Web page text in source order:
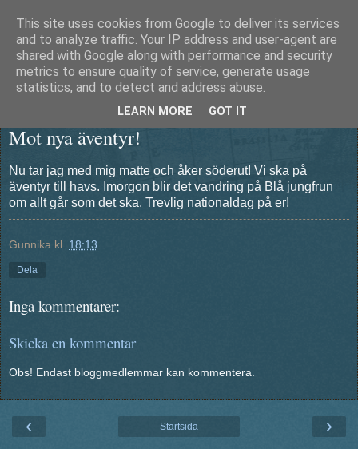
Äventyrshunden Diesel
Mot nya äventyr!
Nu tar jag med mig matte och åker söderut! Vi ska på
äventyr till havs. Imorgon blir det vandring på Blå jungfrun
om allt går som det ska. Trevlig nationaldag på er!
Gunnika kl. 18:13
Dela
Inga kommentarer:
Skicka en kommentar
Obs! Endast bloggmedlemmar kan kommentera.
‹ ›
Startsida
This site uses cookies from Google to deliver its services
and to analyze traffic. Your IP address and user-agent are
shared with Google along with performance and security
metrics to ensure quality of service, generate usage
statistics, and to detect and address abuse.
LEARN MORE GOT IT